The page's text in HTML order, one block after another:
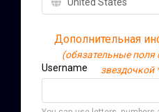
Дополнительная
(обязательные поля
звездочкой
Username